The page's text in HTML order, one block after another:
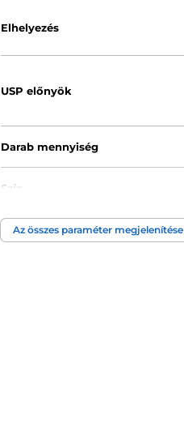
Elhelyezés
USP előnyök
Darab mennyiség
Szín
Kép technológia
Az összes paraméter megjelenítése